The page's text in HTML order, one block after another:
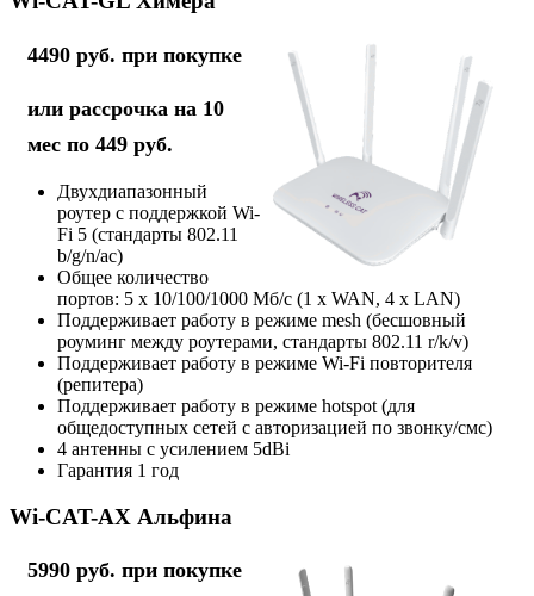
4490 руб. при покупке
или рассрочка на 10
мес по 449 руб.
Двухдиапазонный
роутер с поддержкой Wi-
Fi 5 (стандарты 802.11
b/g/n/ac)
Общее количество
портов: 5 х 10/100/1000 Мб/с (1 x WAN, 4 x LAN)
Поддерживает работу в режиме mesh (бесшовный
роуминг между роутерами, стандарты 802.11 r/k/v)
Поддерживает работу в режиме Wi-Fi повторителя
(репитера)
Поддерживает работу в режиме hotspot (для
общедоступных сетей с авторизацией по звонку/смс)
4 антенны с усилением 5dBi
Гарантия 1 год
Wi-CAT-AX Альфина
5990 руб. при покупке